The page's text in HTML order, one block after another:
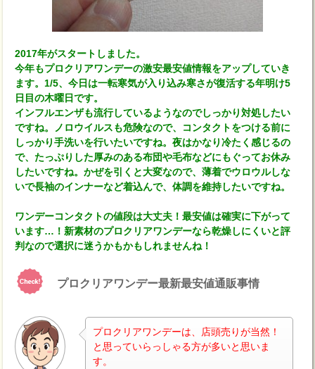
2017年がスタートしました。
今年もプロクリアワンデーの激安最安値情報をアップしていき
ます。1/5、今日は一転寒気が入り込み寒さが復活する年明け5
日目の木曜日です。
インフルエンザも流行しているようなのでしっかり対処したい
ですね。ノロウイルスも危険なので、コンタクトをつける前に
しっかり手洗いを行いたいですね。夜はかなり冷たく感じるの
で、たっぷりした厚みのある布団や毛布などにもぐってお休み
したいですね。かぜを引くと大変なので、薄着でウロウルしな
いで長袖のインナーなど着込んで、体調を維持したいですね。
ワンデーコンタクトの値段は大丈夫！最安値は確実に下がって
います…！新素材のプロクリアワンデーなら乾燥しにくいと評
判なので選択に迷うかもかもしれませんね！
プロクリアワンデー最新最安値通販事情
プロクリアワンデーは、店頭売りが当然！
と思っていらっしゃる方が多いと思いま
す。